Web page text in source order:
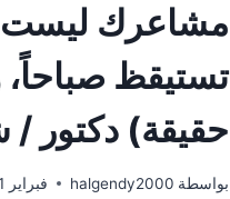
‏مشاعرك ليست
‏تستيقظ
حقيقة) دكتور
بواسطة halgendy2000 فبراير 1, 2026